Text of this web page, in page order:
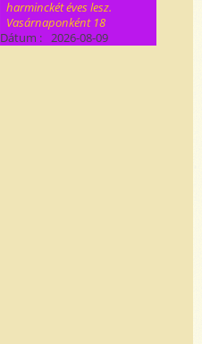
harminckét éves lesz.
Vasárnaponként 18
Dátum : 2026-08-09